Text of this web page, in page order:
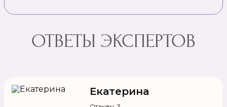
ОТВЕТЫ ЭКСПЕРТОВ
Екатерина